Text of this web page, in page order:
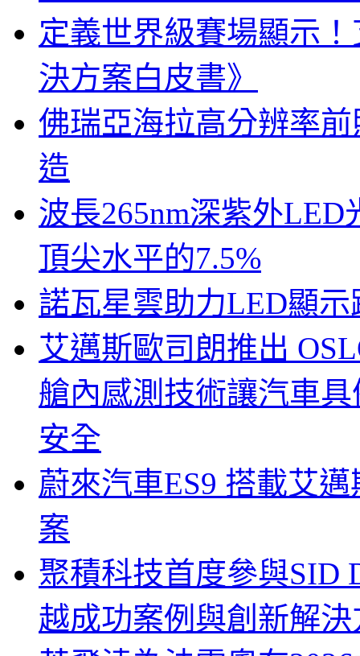
定義世界級賽場顯示
決方案白皮書》
佛瑞亞海拉高分辨率
造
波長265nm深紫外
頂尖水平的7.5%
諾瓦星雲助力LED顯
艾邁斯歐司朗推出
艙內感測技術讓汽車
安全
蔚來汽車ES9 搭載艾
案
聚積科技首度參與SID
越成功案例與創新解決